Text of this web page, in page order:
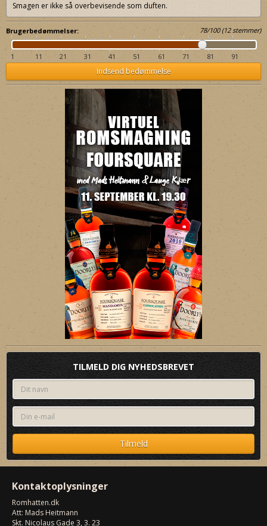
Smagen er ikke så overbevisende som duften.
Brugerbedømmelser: 78/100(12stemmer)
1 11 21 31 41 51 61 71 81 91
Indsend bedømmelse
TILMELD DIG NYHEDSBREVET
Kontaktoplysninger
Romhatten.dk
Att: Mads Heitmann
Skt. Nicolaus Gade 3, 3. 23